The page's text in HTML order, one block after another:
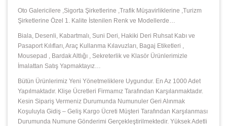
Oto Galericilere ,Sigorta Şirketlerine ,Trafik Müşavirliklerine ,Turizm
Şirketlerine Özel 1. Kalite İstenilen Renk ve Modellerde…
Biala, Desenli, Kabartmalı, Suni Deri, Hakiki Deri Ruhsat Kabı ve
Pasaport Kılıfları, Araç Kullanma Kılavuzları, Bagaj Etiketleri ,
Mousepad , Bardak Altlığı , Sekreterlik ve Klasör Ürünlerimizle
İmalattan Satış Yapmaktayız…
Bütün Ürünlerimiz Yeni Yönetmeliklere Uygundur. En Az 1000 Adet
Yapılmaktadır. Klişe Ücretleri Firmamız Tarafından Karşılanmaktadır.
Kesin Sipariş Vermeniz Durumunda Numunuler Geri Alınmak
Koşuluyla Gidiş – Geliş Kargo Ücreti Müşteri Tarafından Karşılanması
Durumunda Numune Gönderimi Gerçekleştirilmektedir. Yüksek Adetli